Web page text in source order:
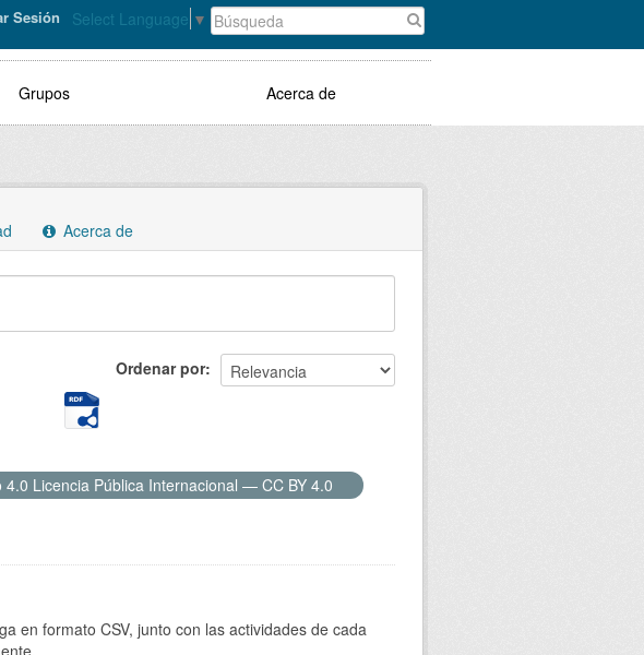
Select Language ▼
Sesión
Grupos Acerca de
Acerca de
Ordenar por
Licencia Pública Internacional — CC BY 4.0
en formato CSV, junto con las actividades de cada